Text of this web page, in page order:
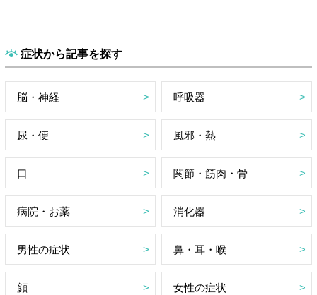
症状から記事を探す
脳・神経 呼吸器
尿・便 風邪・熱
口 関節・筋肉・骨
病院・お薬 消化器
男性の症状 鼻・耳・喉
顔 女性の症状